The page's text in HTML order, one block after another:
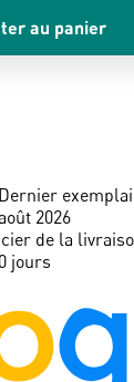
au panier
2026
de la
jours